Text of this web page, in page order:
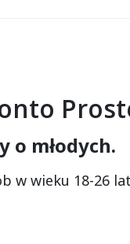
o młodych.
w wieku 18-26